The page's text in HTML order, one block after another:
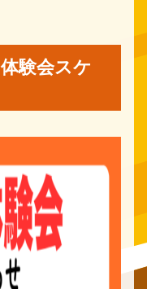
験会スケ